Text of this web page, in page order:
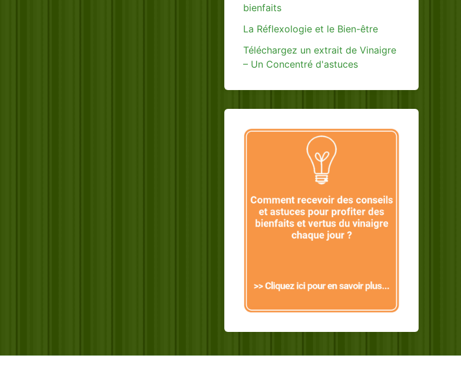
bienfaits
La Réflexologie et le Bien-être
Téléchargez un extrait de Vinaigre
– Un Concentré d'astuces